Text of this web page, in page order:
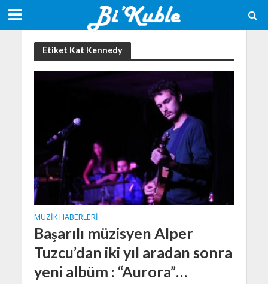
Etiket Kat Kennedy
MÜZIK HABERLERI
Başarılı müzisyen Alper
Tuzcu’dan iki yıl aradan sonra
yeni albüm : “Aurora”…